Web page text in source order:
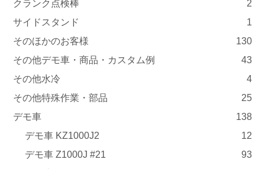
クランク点検棒
2
サイドスタンド
1
そのほかのお客様
130
その他デモ車・商品・カスタム例
43
その他水冷
4
その他特殊作業・部品
25
デモ車
138
デモ車 KZ1000J2
12
デモ車 Z1000J #21
93